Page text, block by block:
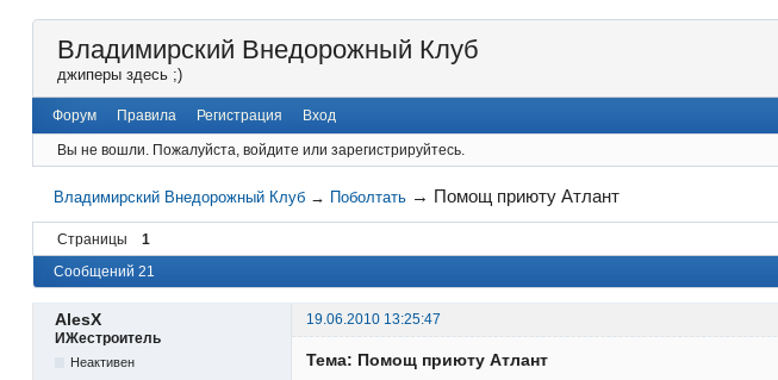
Владимирский Внедорожный Клуб
джиперы здесь ;)
Форум Правила Регистрация Вход
Вы не вошли. Пожалуйста, войдите или зарегистрируйтесь.
Владимирский Внедорожный Клуб → Поболтать → Помощ приюту Атлант
Страницы 1
Сообщений 21
AlesX
19.06.2010 13:25:47
ИЖестроитель
Неактивен
Тема: Помощ приюту Атлант